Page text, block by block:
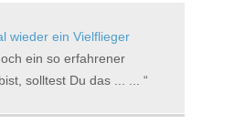
wieder ein Vielflieger
ein so erfahrener
solltest Du das ... ...